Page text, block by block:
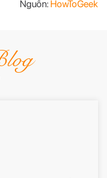
Nguồn: HowToGeek